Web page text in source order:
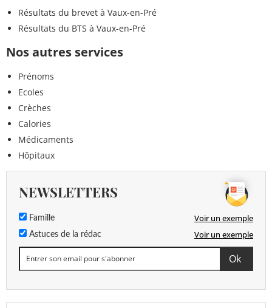
Résultats du brevet à Vaux-en-Pré
Résultats du BTS à Vaux-en-Pré
Nos autres services
Prénoms
Ecoles
Crèches
Calories
Médicaments
Hôpitaux
NEWSLETTERS
Famille Voir un exemple
Astuces de la rédac Voir un exemple